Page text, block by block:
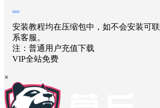
安装教程均在压缩包中，如不会安装可联
系客服。
注：普通用户充值下载
VIP全站免费
×